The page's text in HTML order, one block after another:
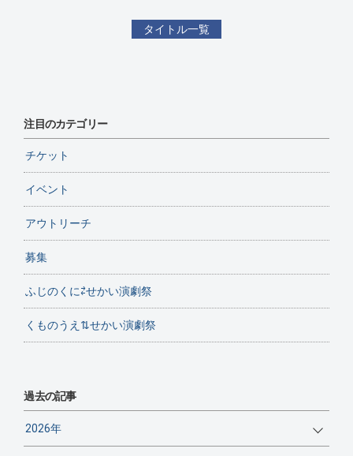
タイトル一覧
注目のカテゴリー
チケット
イベント
アウトリーチ
募集
ふじのくに⇄せかい演劇祭
くものうえ⇅せかい演劇祭
過去の記事
2026年